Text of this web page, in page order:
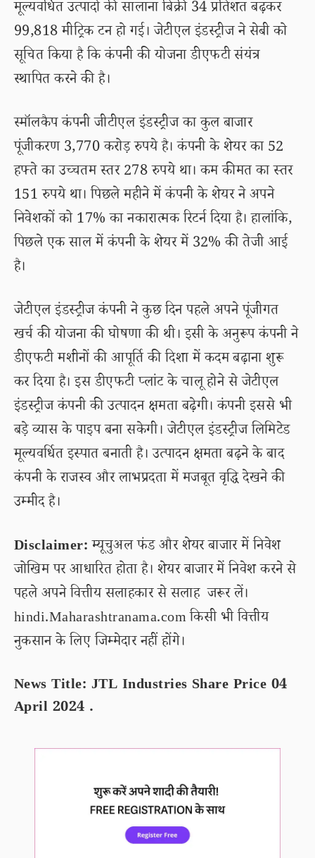
मूल्यवर्धित उत्पादों की सालाना बिक्री 34 प्रतिशत बढ़कर
99,818 मीट्रिक टन हो गई। जेटीएल इंडस्ट्रीज ने सेबी को
सूचित किया है कि कंपनी की योजना डीएफटी संयंत्र
स्थापित करने की है।
स्मॉलकैप कंपनी जीटीएल इंडस्ट्रीज का कुल बाजार
पूंजीकरण 3,770 करोड़ रुपये है। कंपनी के शेयर का 52
हफ्ते का उच्चतम स्तर 278 रुपये था। कम कीमत का स्तर
151 रुपये था। पिछले महीने में कंपनी के शेयर ने अपने
निवेशकों को 17% का नकारात्मक रिटर्न दिया है। हालांकि,
पिछले एक साल में कंपनी के शेयर में 32% की तेजी आई
है।
जेटीएल इंडस्ट्रीज कंपनी ने कुछ दिन पहले अपने पूंजीगत
खर्च की योजना की घोषणा की थी। इसी के अनुरूप कंपनी ने
डीएफटी मशीनों की आपूर्ति की दिशा में कदम बढ़ाना शुरू
कर दिया है। इस डीएफटी प्लांट के चालू होने से जेटीएल
इंडस्ट्रीज कंपनी की उत्पादन क्षमता बढ़ेगी। कंपनी इससे भी
बड़े व्यास के पाइप बना सकेगी। जेटीएल इंडस्ट्रीज लिमिटेड
मूल्यवर्धित इस्पात बनाती है। उत्पादन क्षमता बढ़ने के बाद
कंपनी के राजस्व और लाभप्रदता में मजबूत वृद्धि देखने की
उम्मीद है।
Disclaimer:म्यूचुअल फंड और शेयर बाजार में निवेश
जोखिम पर आधारित होता है। शेयर बाजार में निवेश करने से
पहले अपने वित्तीय सलाहकार से सलाह जरूर लें।
hindi.Maharashtranama.com किसी भी वित्तीय
नुकसान के लिए जिम्मेदार नहीं होंगे।
News Title: JTL Industries Share Price 04
April 2024 .